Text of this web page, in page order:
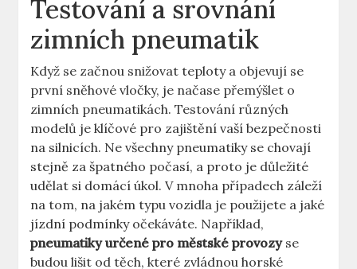
Testování a srovnání
zimních pneumatik
Když se začnou snižovat teploty a objevují se
první sněhové vločky, je načase přemýšlet o
zimních pneumatikách. Testování různých
modelů je klíčové pro zajištění vaší bezpečnosti
na silnicích. Ne všechny pneumatiky se chovají
stejně za špatného počasí, a proto je důležité
udělat si domácí úkol. V mnoha případech záleží
na tom, na jakém typu vozidla je použijete a jaké
jízdní podmínky očekáváte. Například,
pneumatiky určené pro městské provozyse
budou lišit od těch, které zvládnou horské